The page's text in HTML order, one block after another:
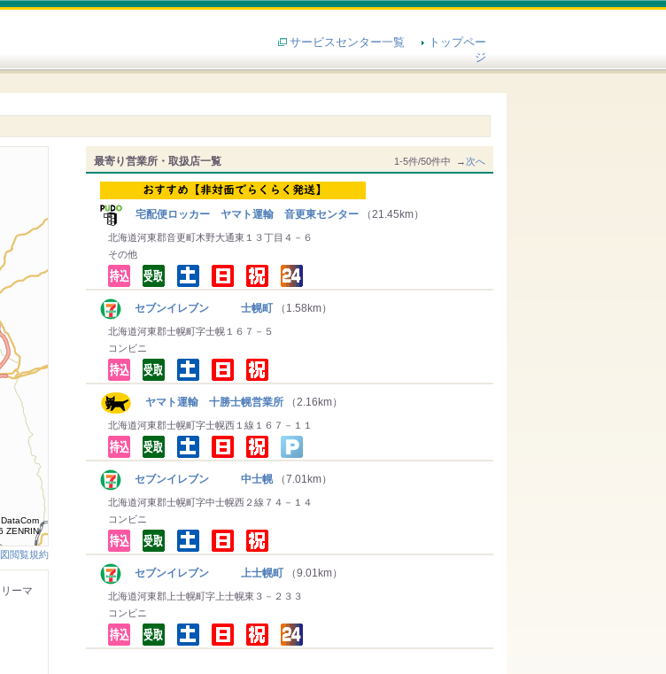
サービスセンター一覧
トップペー
ジ
最寄り営業所・取扱店一覧 1-5件/50件中 →次へ
宅配便ロッカー ヤマト運輸 音更東センター （21.45km）
北海道河東郡音更町木野大通東１３丁目４－６
その他
セブンイレブン 士幌町 （1.58km）
北海道河東郡士幌町字士幌１６７－５
コンビニ
ヤマト運輸 十勝士幌営業所 （2.16km）
北海道河東郡士幌町字士幌西１線１６７－１１
セブンイレブン 中士幌 （7.01km）
北海道河東郡士幌町字中士幌西２線７４－１４
コンビニ
セブンイレブン 上士幌町 （9.01km）
北海道河東郡上士幌町字上士幌東３－２３３
コンビニ
ZENRIN
閲覧規約
ーマ